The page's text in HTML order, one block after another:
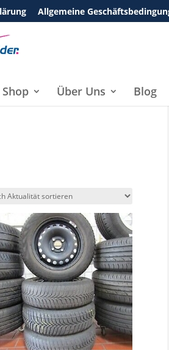
Allgemeine
Shop Über Uns Blog